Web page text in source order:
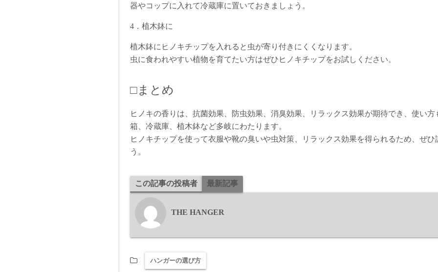
器やコップに入れて冷蔵庫に置いておきましょう。
4．植木鉢に
植木鉢にヒノキチップを入れると虫が寄り付きにくくなります。
虫に食われやすい植物を育てたい方はぜひヒノキチップをお試しください。
□まとめ
ヒノキの香りは、抗菌効果、防虫効果、消臭効果、リラックス効果が期待でき、使い
箱、冷蔵庫、植木鉢など多岐にわたります。
ヒノキチップを使って衣服や靴の臭いや虫対策、リラックス効果を得られるため、ぜひ
う。
この記事の投稿者 最新記事
THE HANGER
ハンガーの選び方